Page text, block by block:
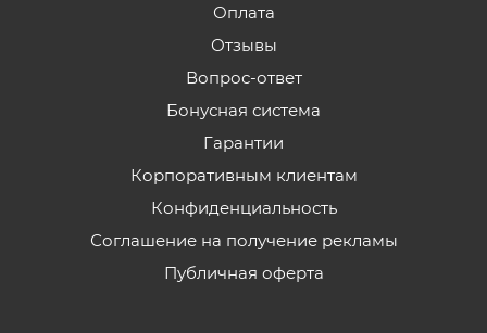
Оплата
Отзывы
Вопрос-ответ
Бонусная система
Гарантии
Корпоративным клиентам
Конфиденциальность
Соглашение на получение рекламы
Публичная оферта